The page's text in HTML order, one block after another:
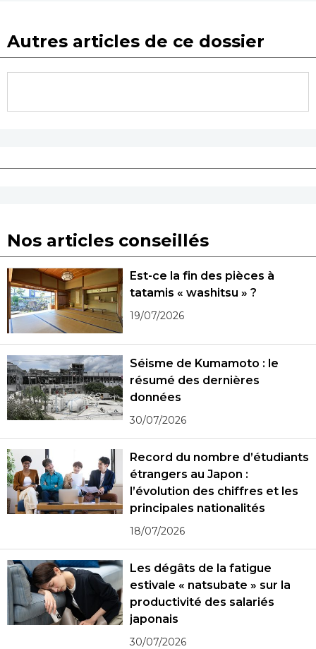
Autres articles de ce dossier
Nos articles conseillés
Est-ce la fin des pièces à
tatamis « washitsu » ?
19/07/2026
Séisme de Kumamoto : le
résumé des dernières
données
30/07/2026
Record du nombre d’étudiants
étrangers au Japon :
l’évolution des chiffres et les
principales nationalités
18/07/2026
Les dégâts de la fatigue
estivale « natsubate » sur la
productivité des salariés
japonais
30/07/2026